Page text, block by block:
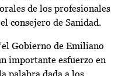
de los profesionales
consejero de Sanidad.
Gobierno de Emiliano
importante esfuerzo en